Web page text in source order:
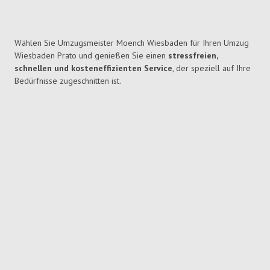
Wählen Sie Umzugsmeister Moench Wiesbaden für Ihren Umzug
Wiesbaden Prato und genießen Sie einen stressfreien,
schnellen und kosteneffizienten Service, der speziell auf Ihre
Bedürfnisse zugeschnitten ist.